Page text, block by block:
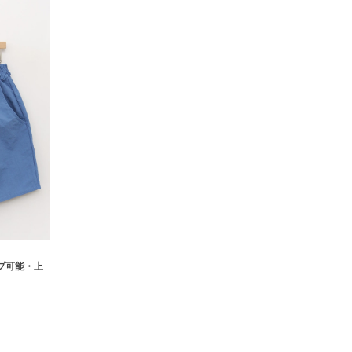
可能・上